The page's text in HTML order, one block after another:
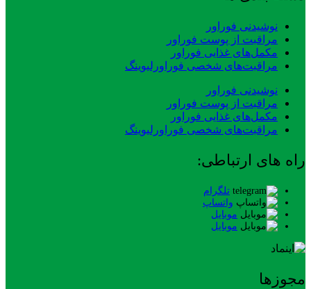
نوشیدنی فوراور
مراقبت از پوست فوراور
مکمل‌های غذایی فوراور
مراقبت‌های شخصی فوراورلیوینگ
نوشیدنی فوراور
مراقبت از پوست فوراور
مکمل‌های غذایی فوراور
مراقبت‌های شخصی فوراورلیوینگ
راه های ارتباطی:
تلگرام
واتساپ
موبایل
موبایل
مجوزها